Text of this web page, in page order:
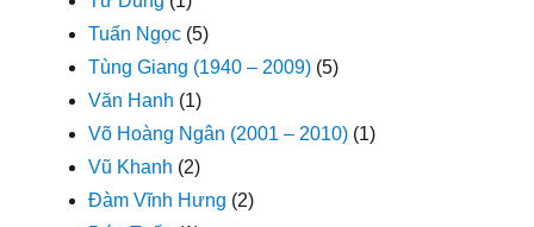
Tuấn Ngọc (5)
Tùng Giang (1940 – 2009) (5)
Văn Hanh (1)
Võ Hoàng Ngân (2001 – 2010) (1)
Vũ Khanh (2)
Đàm Vĩnh Hưng (2)